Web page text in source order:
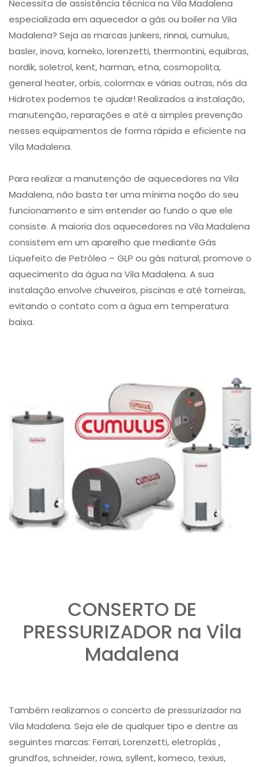
Necessita de assistência técnica na Vila Madalena
especializada em aquecedor a gás ou boiler na Vila
Madalena? Seja as marcas junkers, rinnai, cumulus,
basler, inova, komeko, lorenzetti, thermontini, equibras,
nordik, soletrol, kent, harman, etna, cosmopolita,
general heater, orbis, colormax e várias outras, nós da
Hidrotex podemos te ajudar! Realizados a instalação,
manutenção, reparações e até a simples prevenção
nesses equipamentos de forma rápida e eficiente na
Vila Madalena.
Para realizar a manutenção de aquecedores na Vila
Madalena, não basta ter uma mínima noção do seu
funcionamento e sim entender ao fundo o que ele
consiste. A maioria dos aquecedores na Vila Madalena
consistem em um aparelho que mediante Gás
Liquefeito de Petróleo – GLP ou gás natural, promove o
aquecimento da água na Vila Madalena. A sua
instalação envolve chuveiros, piscinas e até torneiras,
evitando o contato com a água em temperatura
baixa.
CONSERTO DE
PRESSURIZADOR na Vila
Madalena
Também realizamos o concerto de pressurizador na
Vila Madalena. Seja ele de qualquer tipo e dentre as
seguintes marcas: Ferrari, Lorenzetti, eletroplás ,
grundfos, schneider, rowa, syllent, komeco, texius,